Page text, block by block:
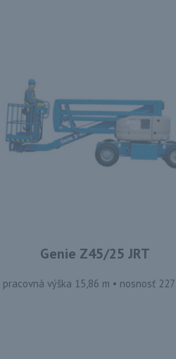
Genie Z45/25 JRT
pracovná výška 15,86 m • nosnosť